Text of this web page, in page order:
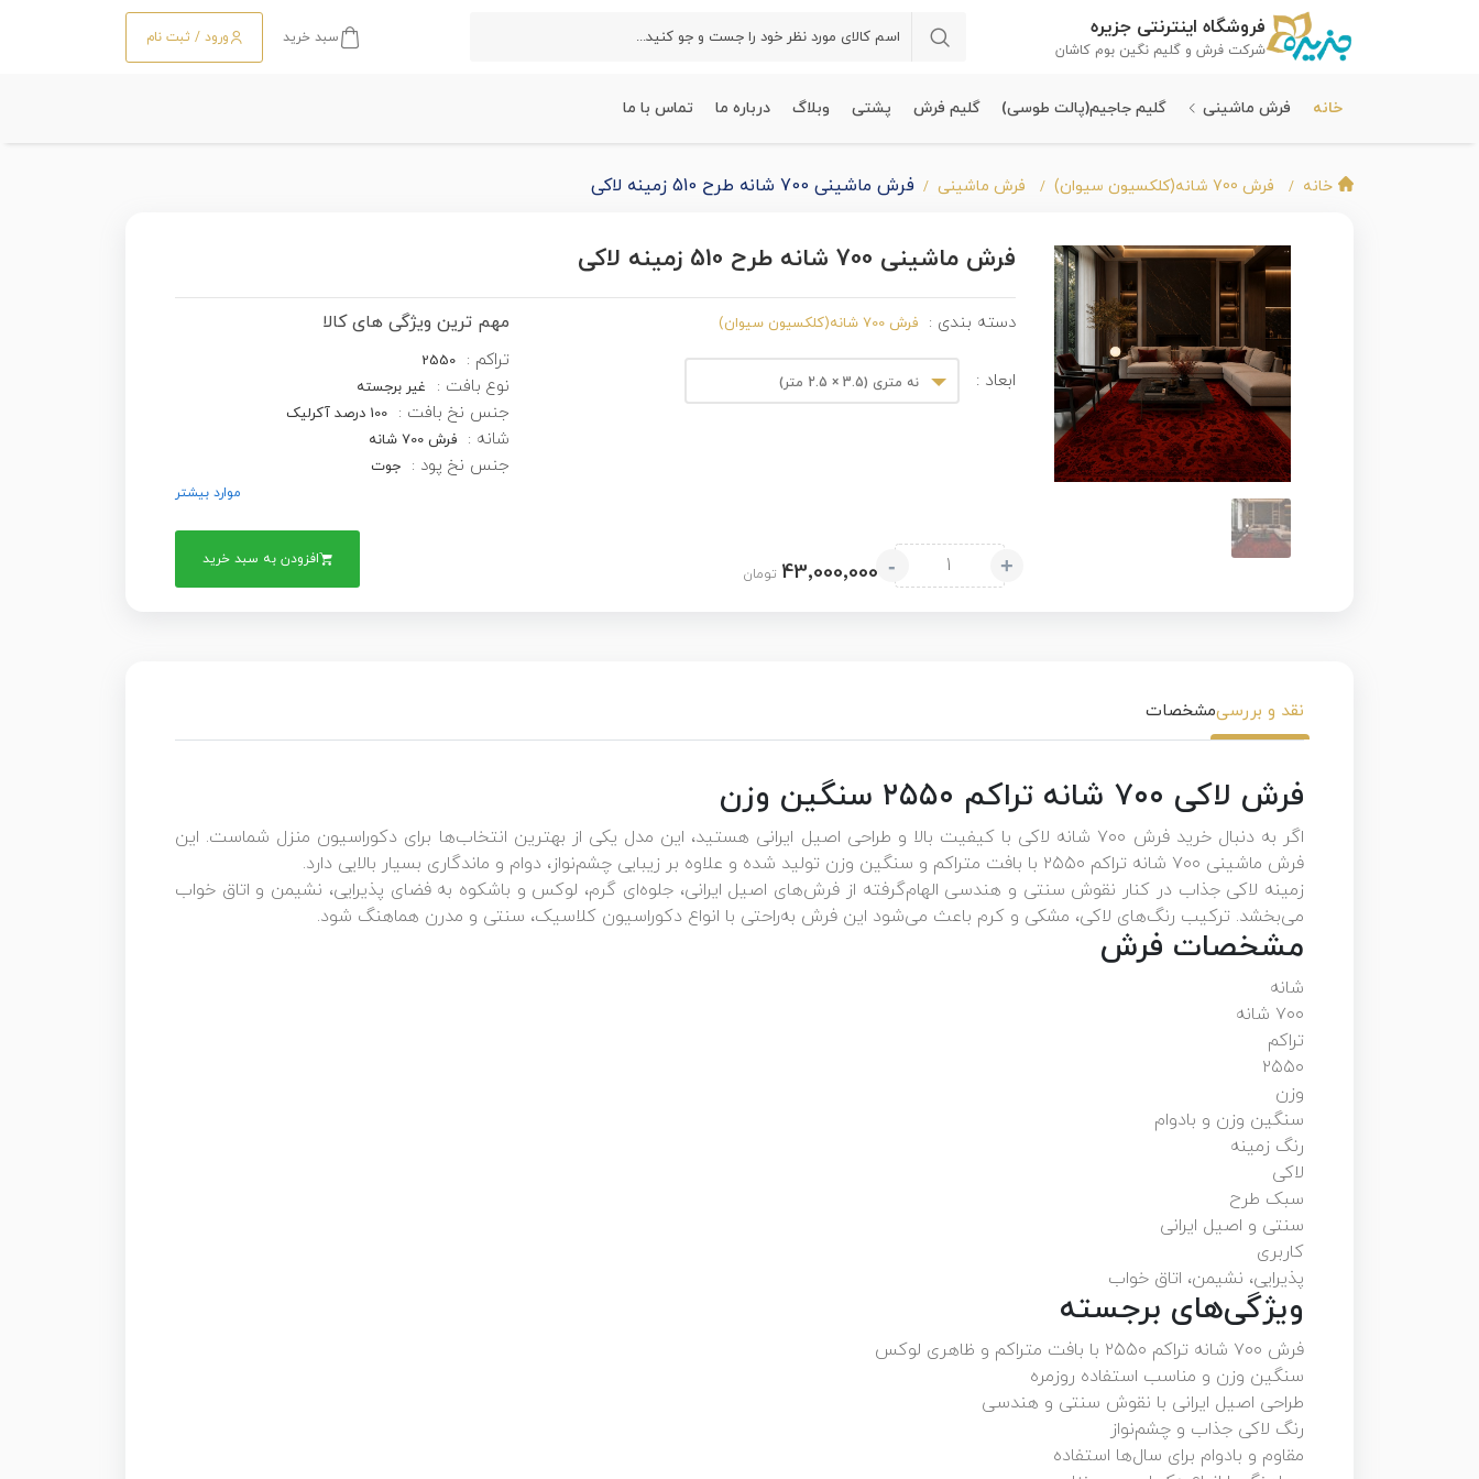
فروشگاه اینترنتی جزیره
شرکت فرش و گلیم نگین بوم کاشان
سبد خرید ورود / ثبت نام
خانه فرش ماشینی گلیم جاجیم(پالت طوسی) گلیم فرش پشتی وبلاگ درباره ما تماس با ما
خانه فرش 700 شانه(کلکسیون سیوان) فرش ماشینی فرش ماشینی 700 شانه طرح 510 زمینه لاکی
فرش ماشینی 700 شانه طرح 510 زمینه لاکی
دسته بندی : فرش 700 شانه(کلکسیون سیوان)
ابعاد : نه متری (3.5 × 2.5 متر)
مهم ترین ویژگی های کالا
تراکم : 2550
نوع بافت : غیر برجسته
جنس نخ بافت : 100 درصد آکرلیک
شانه : فرش 700 شانه
جنس نخ پود : جوت
موارد بیشتر
+
- 43٬000٬000 تومان
افزودن به سبد خرید
نقد و بررسیمشخصات
فرش لاکی ۷۰۰ شانه تراکم ۲۵۵۰ سنگین وزن
اگر به دنبال خرید فرش ۷۰۰ شانه لاکی با کیفیت بالا و طراحی اصیل ایرانی هستید، این مدل یکی از بهترین انتخاب‌ها برای دکوراسیون منزل شماست. این
فرش ماشینی ۷۰۰ شانه تراکم ۲۵۵۰ با بافت متراکم و سنگین وزن تولید شده و علاوه بر زیبایی چشم‌نواز، دوام و ماندگاری بسیار بالایی دارد.
زمینه لاکی جذاب در کنار نقوش سنتی و هندسی الهام‌گرفته از فرش‌های اصیل ایرانی، جلوه‌ای گرم، لوکس و باشکوه به فضای پذیرایی، نشیمن و اتاق خواب
می‌بخشد. ترکیب رنگ‌های لاکی، مشکی و کرم باعث می‌شود این فرش به‌راحتی با انواع دکوراسیون کلاسیک، سنتی و مدرن هماهنگ شود.
مشخصات فرش
شانه
۷۰۰ شانه
تراکم
۲۵۵۰
وزن
سنگین وزن و بادوام
رنگ زمینه
لاکی
سبک طرح
سنتی و اصیل ایرانی
کاربری
پذیرایی، نشیمن، اتاق خواب
ویژگی‌های برجسته
فرش ۷۰۰ شانه تراکم ۲۵۵۰ با بافت متراکم و ظاهری لوکس
سنگین وزن و مناسب استفاده روزمره
طراحی اصیل ایرانی با نقوش سنتی و هندسی
رنگ لاکی جذاب و چشم‌نواز
مقاوم و بادوام برای سال‌ها استفاده